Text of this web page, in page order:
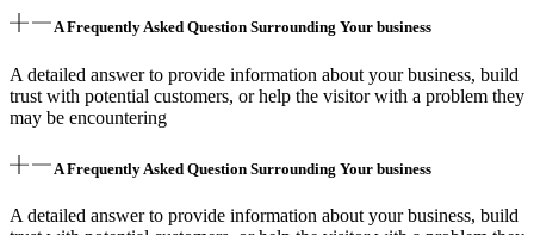
A Frequently Asked Question Surrounding Your business
A detailed answer to provide information about your business, build
trust with potential customers, or help the visitor with a problem they
may be encountering
A Frequently Asked Question Surrounding Your business
A detailed answer to provide information about your business, build